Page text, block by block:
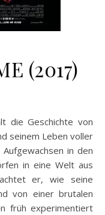
(2017)
seinem Leben voller
in den
in eine Welt aus
er, wie seine
von einer brutalen
früh experimentiert